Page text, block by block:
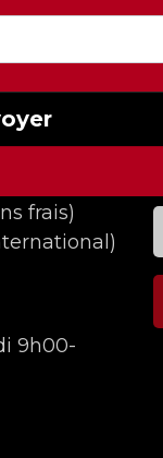
frais)
9h00-